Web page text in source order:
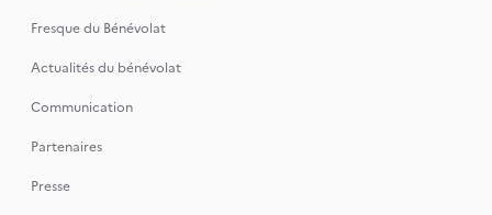
Fresque du Bénévolat
Actualités du bénévolat
Communication
Partenaires
Presse